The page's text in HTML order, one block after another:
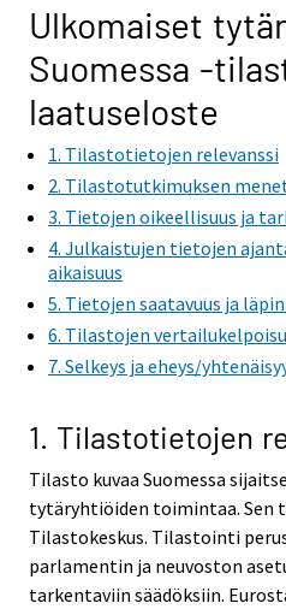
Ulkomaiset
Suomessa -
laatuseloste
1. Tilastotietojen relevanssi
2. Tilastotutkimuksen
3. Tietojen oikeellisuus ja
4. Julkaistujen tietojen
aikaisuus
5. Tietojen saatavuus ja
6. Tilastojen
7. Selkeys ja eheys/
1. Tilastotietojen
Tilasto kuvaa Suomessa
tytäryhtiöiden toimintaa. Sen
Tilastokeskus. Tilastointi
parlamentin ja neuvoston
tarkentaviin säädöksiin.